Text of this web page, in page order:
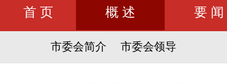
首 页 概 述 要 闻
市委会简介 市委会领导